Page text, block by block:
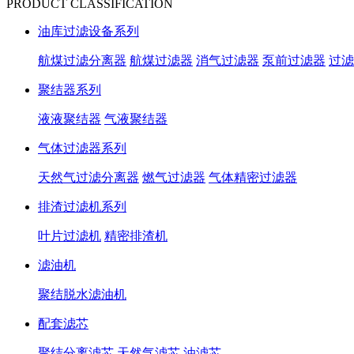
PRODUCT CLASSIFICATION
油库过滤设备系列
航煤过滤分离器 航煤过滤器 消气过滤器 泵前过滤器 过
聚结器系列
液液聚结器 气液聚结器
气体过滤器系列
天然气过滤分离器 燃气过滤器 气体精密过滤器
排渣过滤机系列
叶片过滤机 精密排渣机
滤油机
聚结脱水滤油机
配套滤芯